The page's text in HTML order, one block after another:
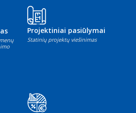
Projektiniai pasiūlymai
Statinių projektų viešinimas